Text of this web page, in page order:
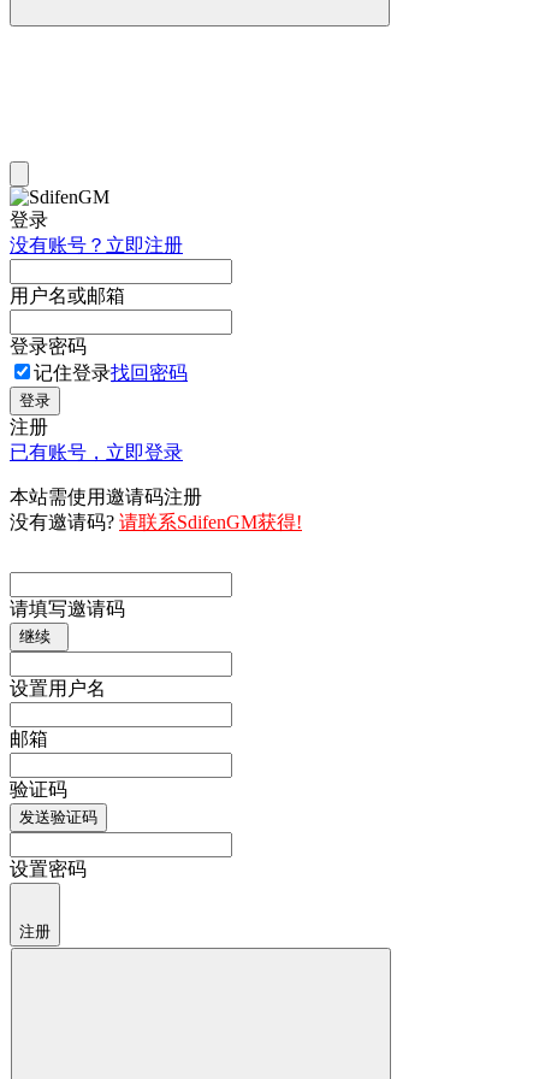
登录
没有账号？立即注册
用户名或邮箱
登录密码
记住登录找回密码
登录
注册
已有账号，立即登录
本站需使用邀请码注册
没有邀请码? 请联系SdifenGM获得!
请填写邀请码
继续
设置用户名
邮箱
验证码
发送验证码
设置密码
注册